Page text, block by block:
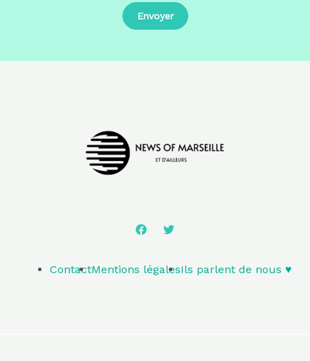
ContactMentions légalesIls parlent de nous ♥️